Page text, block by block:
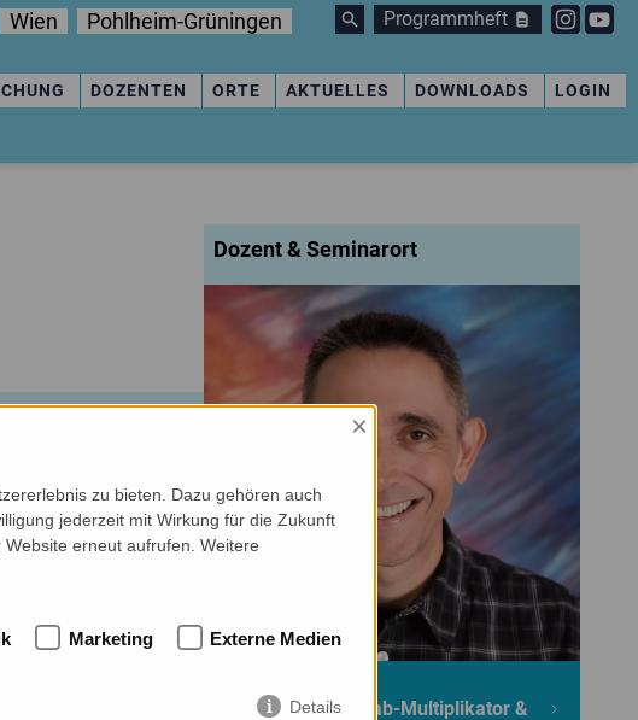
DOZENTEN ORTE AKTUELLES DOWNLOADS LOGIN
Wien Pohlheim-Grüningen Programmheft
Dozent & Seminarort
Logopäde, Kon-Lab-Multiplikator &
×
zu bieten. Dazu gehören auch
jederzeit mit Wirkung für die Zukunft
erneut aufrufen. Weitere
Marketing Externe Medien
Details